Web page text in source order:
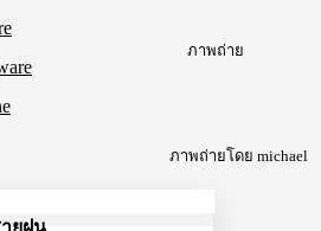
ถ่าย
ดย michael
ยฝน